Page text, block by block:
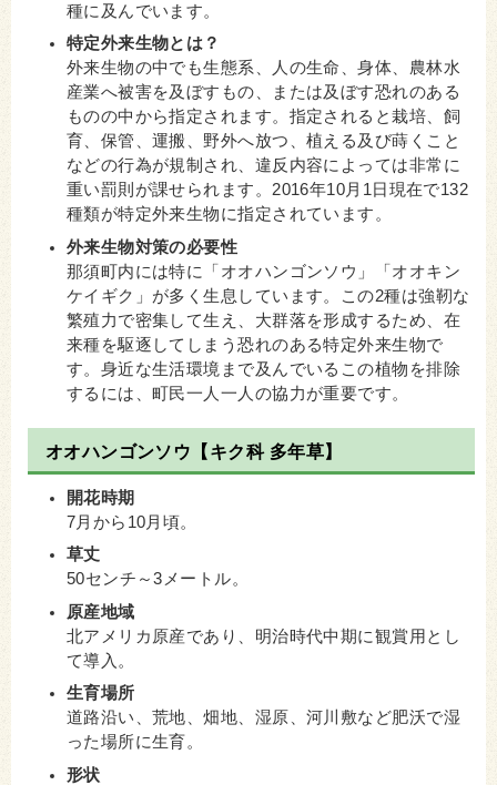
種に及んでいます。
特定外来生物とは？
外来生物の中でも生態系、人の生命、身体、農林水
産業へ被害を及ぼすもの、または及ぼす恐れのある
ものの中から指定されます。指定されると栽培、飼
育、保管、運搬、野外へ放つ、植える及び蒔くこと
などの行為が規制され、違反内容によっては非常に
重い罰則が課せられます。2016年10月1日現在で132
種類が特定外来生物に指定されています。
外来生物対策の必要性
那須町内には特に「オオハンゴンソウ」「オオキン
ケイギク」が多く生息しています。この2種は強靭な
繁殖力で密集して生え、大群落を形成するため、在
来種を駆逐してしまう恐れのある特定外来生物で
す。身近な生活環境まで及んでいるこの植物を排除
するには、町民一人一人の協力が重要です。
オオハンゴンソウ【キク科 多年草】
開花時期
7月から10月頃。
草丈
50センチ～3メートル。
原産地域
北アメリカ原産であり、明治時代中期に観賞用とし
て導入。
生育場所
道路沿い、荒地、畑地、湿原、河川敷など肥沃で湿
った場所に生育。
形状